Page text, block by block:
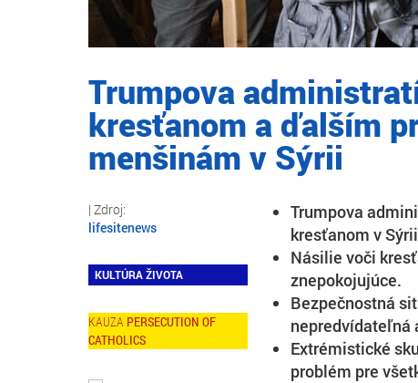
Trumpova
kresťanom a ďalším
menšinám v Sýrii
lifesitenews
KULTÚRA ŽIVOTA
PERSECUTION OF
CATHOLICS
Trumpova
kresťanom v
Násilie voči
znepokojujúce.
Bezpečnostná
nepredvídateľná
Extrémistické
problém pre